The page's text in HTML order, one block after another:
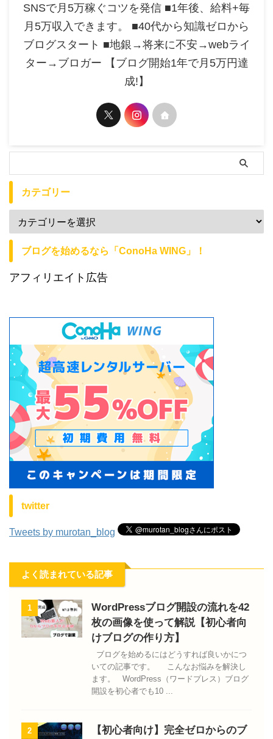
SNSで月5万稼ぐコツを発信 ■1年後、給料+毎
月5万収入できます。 ■40代から知識ゼロから
ブログスタート ■地銀→将来に不安→webライ
ター→ブロガー 【ブログ開始1年で月5万円達
成!】
カテゴリー
ブログを始めるなら「ConoHa WING」！
アフィリエイト広告
twitter
Tweets by murotan_blog
よく読まれている記事
1
WordPressブログ開設の流れを42
枚の画像を使って解説【初心者向
けブログの作り方】
ブログを始めるにはどうすれば良いかにつ
いての記事です。 こんなお悩みを解決し
ます。 WordPress（ワードプレス）ブログ
開設を初心者でも10 ...
2
【初心者向け】完全ゼロからのブ